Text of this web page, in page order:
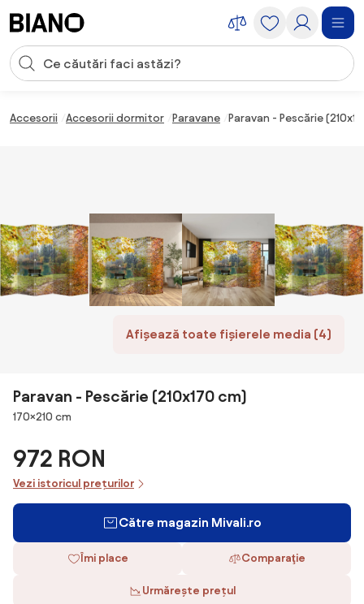
Introducerea căutării
Accesorii Accesorii dormitor Paravane Paravan - Pescărie
Afișează toate fișierele media (4)
Paravan - Pescărie (210x170 cm)
Dimensiuni
170×210 cm
972 RON
Vezi istoricul prețurilor
Către magazin Mivali.ro
Îmi place Comparaţie
Urmărește prețul